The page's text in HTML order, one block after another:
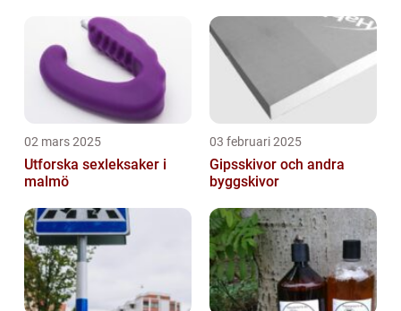
02 mars 2025
Utforska sexleksaker i
malmö
03 februari 2025
Gipsskivor och andra
byggskivor